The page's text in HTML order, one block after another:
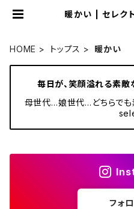
暖かい | セレク
HOME トップス 暖かい
毎日が、笑顔溢れる素
母世代…娘世代…どちらで
フォ